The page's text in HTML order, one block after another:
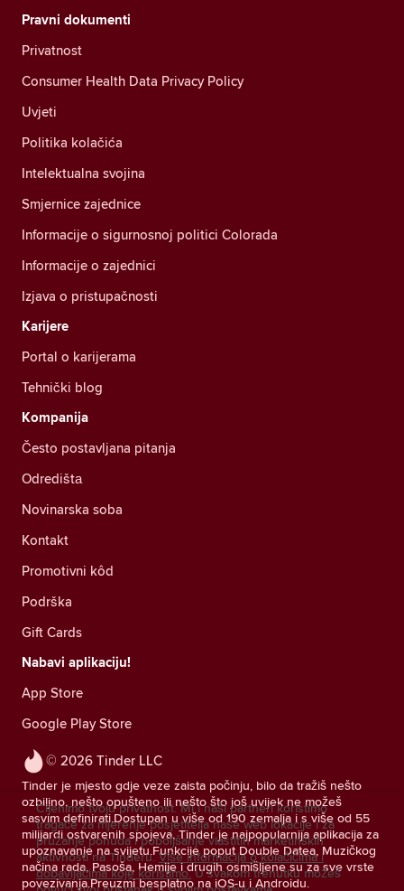
© 2026 Tinder LLC
Tinder je mjesto gdje veze zaista počinju, bilo da tražiš nešto
ozbiljno, nešto opušteno ili nešto što još uvijek ne možeš
sasvim definirati.Dostupan u više od 190 zemalja i s više od 55
milijardi ostvarenih spojeva, Tinder je najpopularnija aplikacija za
upoznavanje na svijetu.Funkcije poput Double Datea, Muzičkog
načina rada, Pasoša, Hemije i drugih osmišljene su za sve vrste
povezivanja.Preuzmi besplatno na iOS-u i Androidu.
Pravni dokumenti
Privatnost
Consumer Health Data Privacy Policy
Uvjeti
Politika kolačića
Intelektualna svojina
Smjernice zajednice
Informacije o sigurnosnoj politici Colorada
Informacije o zajednici
Izjava o pristupačnosti
Karijere
Portal o karijerama
Tehnički blog
Kompanija
Često postavljana pitanja
Odredištа
Novinarska soba
Kontakt
Promotivni kôd
Podrška
Gift Cards
Nabavi aplikaciju!
App Store
Google Play Store
Cijenimo tvoju privatnost. Mi i naši partneri koristimo
tragače za mjerenje posjetitelja naše web lokacije i za
pružanje ponuda i poboljšanje vlastitih marketinških
aktivnosti na Tinderu. Više informacija o kolačićima i
dobavljačima koje koristimo. U svakom trenutku možeš